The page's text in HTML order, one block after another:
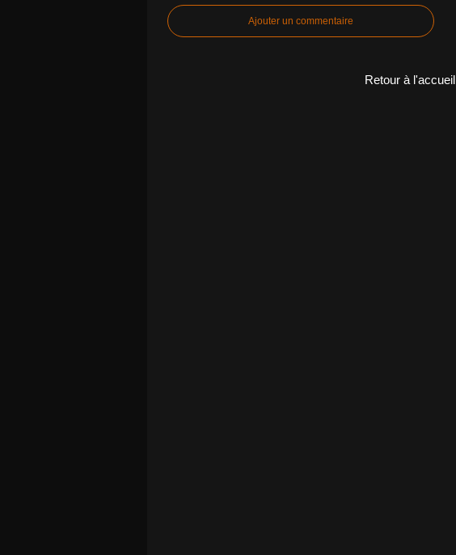
Ajouter un commentaire
Retour à l'accueil